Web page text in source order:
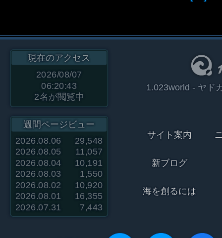
現在のアクセス
2026/08/07
06:20:43
2名が閲覧中
週間ページビュー
2026.08.06
29,548
2026.08.05
11,057
2026.08.04
10,191
2026.08.03
1,550
2026.08.02
10,920
2026.08.01
16,355
2026.07.31
7,443
1.023world - ヤド
サイト案内
新ブログ
海を創るには